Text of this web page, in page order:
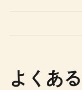
よくあ